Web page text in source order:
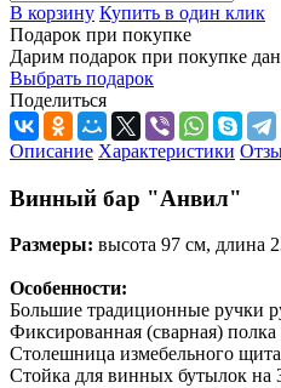
В корзину Купить в один клик
Подарок при покупке
Дарим подарок при покупке
Выбрать подарок
Поделиться
Описание Характеристики
Винный бар "Анвил"
Размеры: высота 97 см, длина
Особенности:
Большие традиционные ручки
Фиксированная (сварная) полка
Столешница измебельного
Стойка для винных бутылок на